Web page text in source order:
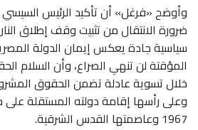
وأوضح «فرغل» أن تأكيد الرئيس
ضرورة الانتقال من تثبيت وقف إطلاق
سياسية جادة يعكس إيمان الدولة
المؤقتة لن تنهي الصراع، وأن السلام
خلال تسوية عادلة تضمن الحقوق
وعلى رأسها إقامة دولته المستقلة على
1967 وعاصمتها القدس الشرقية.